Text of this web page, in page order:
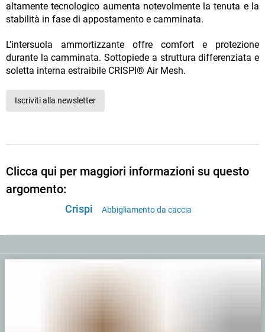
altamente tecnologico aumenta notevolmente la tenuta e la
stabilità in fase di appostamento e camminata.
L’intersuola ammortizzante offre comfort e protezione
durante la camminata. Sottopiede a struttura differenziata e
soletta interna estraibile CRISPI® Air Mesh.
Iscriviti alla newsletter
Clicca qui per maggiori informazioni su questo
argomento:
Crispi Abbigliamento da caccia